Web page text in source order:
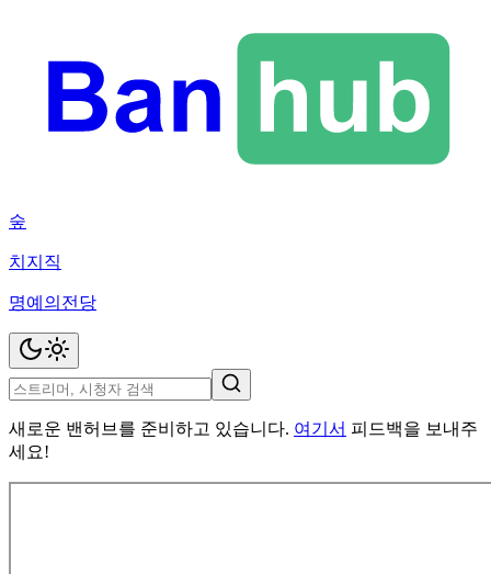
숲
치지직
명예의전당
새로운 밴허브를 준비하고 있습니다. 여기서 피드백을 보내주
세요!